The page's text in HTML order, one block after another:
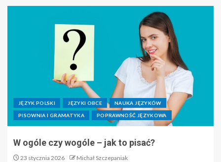
JĘZYK POLSKI JĘZYKI OBCE NAUKA JĘZYKÓW
PISOWNIA I GRAMATYKA POPRAWNOŚĆ JĘZYKOWA
W ogóle czy wogóle – jak to pisać?
23 stycznia 2026 Michał Szczepaniak